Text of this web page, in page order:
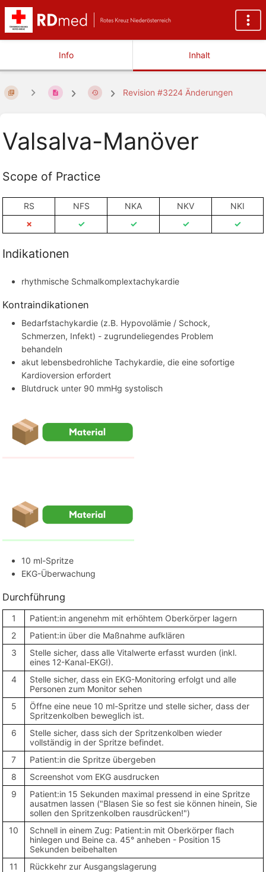
Info Inhalt
Revision #3224 Änderungen
Valsalva-Manöver
Scope of Practice
RS NFS NKA NKV
NKI
✗
✓ ✓ ✓ ✓
Indikationen
rhythmische Schmalkomplextachykardie
Kontraindikationen
Bedarfstachykardie (z.B. Hypovolämie / Schock,
Schmerzen, Infekt) - zugrundeliegendes Problem
behandeln
akut lebensbedrohliche Tachykardie, die eine sofortige
Kardioversion erfordert
Blutdruck unter 90 mmHg systolisch
10 ml-Spritze
EKG-Überwachung
Durchführung
1
Patient:in angenehm mit erhöhtem Oberkörper lagern
2
Patient:in über die Maßnahme aufklären
3
Stelle sicher, dass alle Vitalwerte erfasst wurden (inkl.
eines 12-Kanal-EKG!).
4
Stelle sicher, dass ein EKG-Monitoring erfolgt und alle
Personen zum Monitor sehen
5
Öffne eine neue 10 ml-Spritze und stelle sicher, dass der
Spritzenkolben beweglich ist.
6
Stelle sicher, dass sich der Spritzenkolben wieder
vollständig in der Spritze befindet.
7
Patient:in die Spritze übergeben
8
Screenshot vom EKG ausdrucken
9
Patient:in 15 Sekunden maximal pressend in eine Spritze
ausatmen lassen ("Blasen Sie so fest sie können hinein, Sie
sollen den Spritzenkolben rausdrücken!")
10
Schnell in einem Zug: Patient:in mit Oberkörper flach
hinlegen und Beine ca. 45° anheben - Position 15
Sekunden beibehalten
11
Rückkehr zur Ausgangslagerung